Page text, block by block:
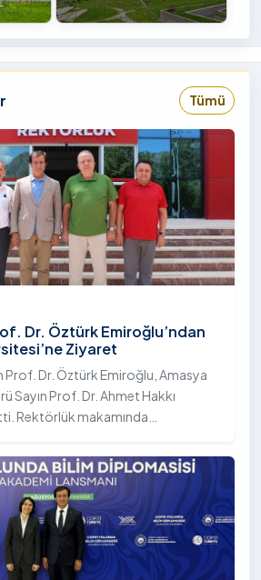
Tümü
Dr. Öztürk Emiroğlu’ndan
Ziyaret
Prof. Dr. Öztürk Emiroğlu, Amasya
Sayın Prof. Dr. Ahmet Hakkı
Rektörlük makamında
Murat Kurt eşlik etti.